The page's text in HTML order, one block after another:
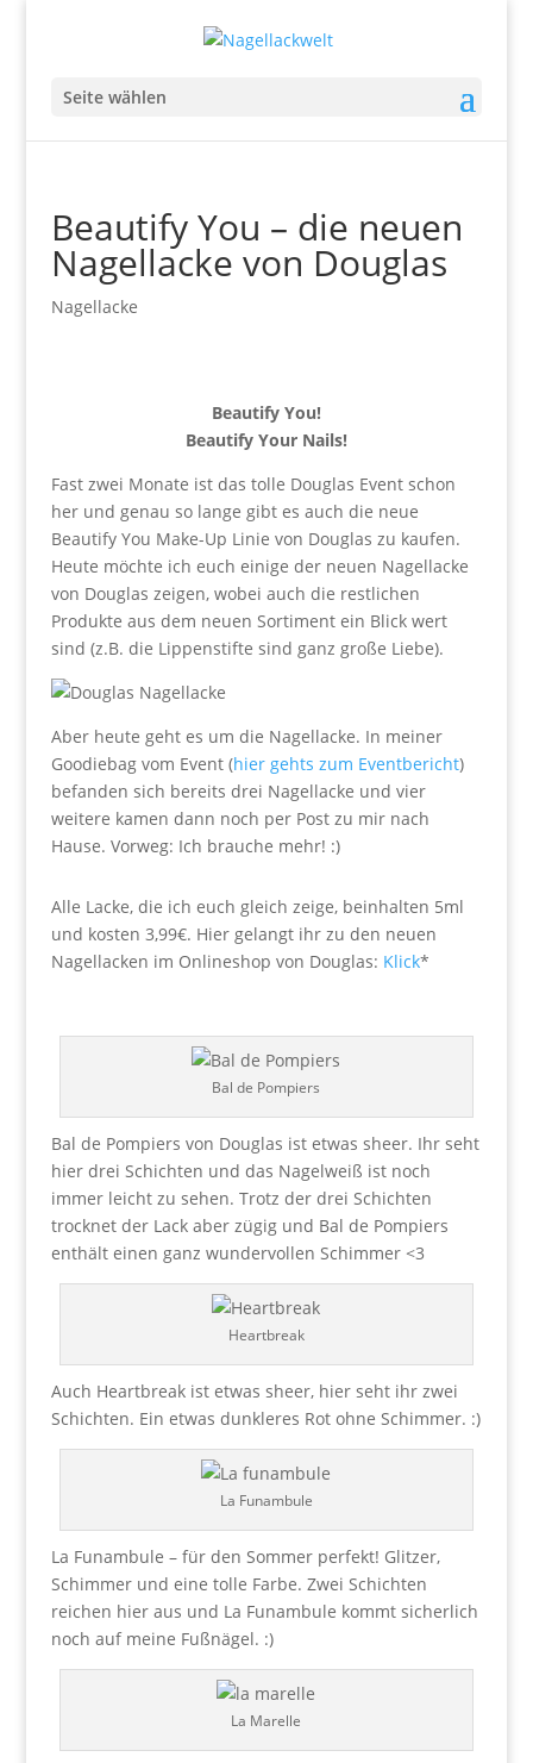
Seite wählen
Beautify You – die neuen
Nagellacke von Douglas
Nagellacke
Beautify You!
Beautify Your Nails!
Fast zwei Monate ist das tolle Douglas Event schon
her und genau so lange gibt es auch die neue
Beautify You Make-Up Linie von Douglas zu kaufen.
Heute möchte ich euch einige der neuen Nagellacke
von Douglas zeigen, wobei auch die restlichen
Produkte aus dem neuen Sortiment ein Blick wert
sind (z.B. die Lippenstifte sind ganz große Liebe).
Aber heute geht es um die Nagellacke. In meiner
Goodiebag vom Event (hier gehts zum Eventbericht)
befanden sich bereits drei Nagellacke und vier
weitere kamen dann noch per Post zu mir nach
Hause. Vorweg: Ich brauche mehr! :)
Alle Lacke, die ich euch gleich zeige, beinhalten 5ml
und kosten 3,99€. Hier gelangt ihr zu den neuen
Nagellacken im Onlineshop von Douglas: Klick*
Bal de Pompiers
Bal de Pompiers von Douglas ist etwas sheer. Ihr seht
hier drei Schichten und das Nagelweiß ist noch
immer leicht zu sehen. Trotz der drei Schichten
trocknet der Lack aber zügig und Bal de Pompiers
enthält einen ganz wundervollen Schimmer <3
Heartbreak
Auch Heartbreak ist etwas sheer, hier seht ihr zwei
Schichten. Ein etwas dunkleres Rot ohne Schimmer. :)
La Funambule
La Funambule – für den Sommer perfekt! Glitzer,
Schimmer und eine tolle Farbe. Zwei Schichten
reichen hier aus und La Funambule kommt sicherlich
noch auf meine Fußnägel. :)
La Marelle